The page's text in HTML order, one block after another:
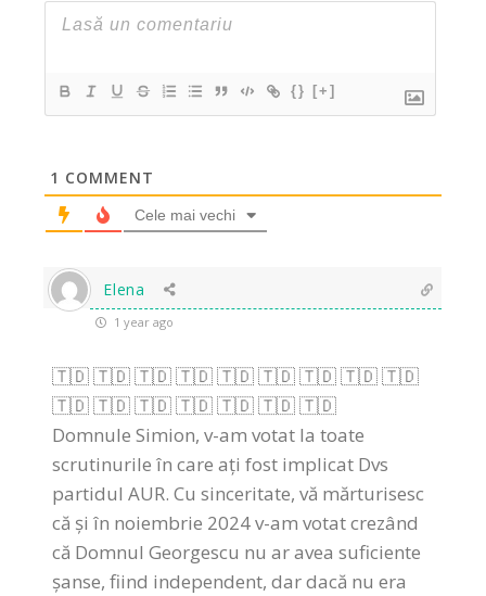
{} [+]
1 COMMENT
Cele mai vechi
Elena
1 year ago
🇹🇩 🇹🇩 🇹🇩 🇹🇩 🇹🇩 🇹🇩 🇹🇩 🇹🇩 🇹🇩
🇹🇩 🇹🇩 🇹🇩 🇹🇩 🇹🇩 🇹🇩 🇹🇩
Domnule Simion, v-am votat la toate
scrutinurile în care ați fost implicat Dvs
partidul AUR. Cu sinceritate, vă mărturisesc
că și în noiembrie 2024 v-am votat crezând
că Domnul Georgescu nu ar avea suficiente
șanse, fiind independent, dar dacă nu era